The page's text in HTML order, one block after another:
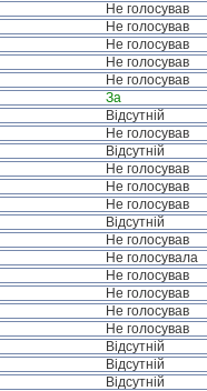
Не голосував
Не голосував
Не голосував
Не голосував
Не голосував
За
Відсутній
Не голосував
Відсутній
Не голосував
Не голосував
Не голосував
Відсутній
Не голосував
Не голосувала
Не голосував
Не голосував
Не голосував
Не голосував
Відсутній
Відсутній
Відсутній